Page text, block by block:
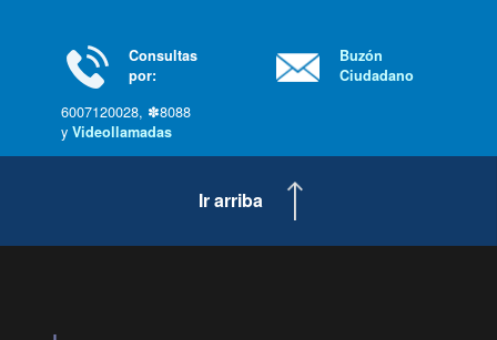
Consultas
por:
6007120028, ✽8088
y Videollamadas
Buzón
Ciudadano
Ir arriba